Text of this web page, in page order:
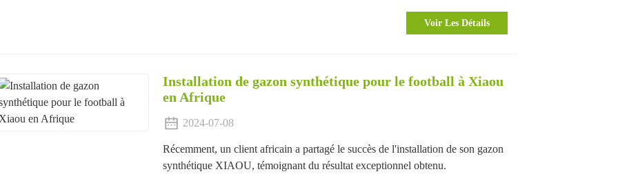
Voir Les Détails
Installation de gazon synthétique pour le football à Xiaou
en Afrique
2024-07-08
Récemment, un client africain a partagé le succès de l'installation de son gazon
synthétique XIAOU, témoignant du résultat exceptionnel obtenu.